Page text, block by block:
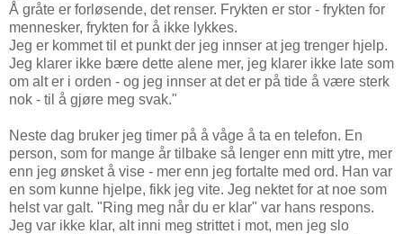
Å gråte er forløsende, det renser. Frykten er stor - frykten for
mennesker, frykten for å ikke lykkes.
Jeg er kommet til et punkt der jeg innser at jeg trenger hjelp.
Jeg klarer ikke bære dette alene mer, jeg klarer ikke late som
om alt er i orden - og jeg innser at det er på tide å være sterk
nok - til å gjøre meg svak."
Neste dag bruker jeg timer på å våge å ta en telefon. En
person, som for mange år tilbake så lenger enn mitt ytre, mer
enn jeg ønsket å vise - mer enn jeg fortalte med ord. Han var
en som kunne hjelpe, fikk jeg vite. Jeg nektet for at noe som
helst var galt. "Ring meg når du er klar" var hans respons.
Jeg var ikke klar, alt inni meg strittet i mot, men jeg slo